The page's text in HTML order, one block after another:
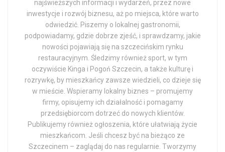
najświeższych informacji i wydarzeń, przez nowe
inwestycje i rozwój biznesu, aż po miejsca, które warto
odwiedzić. Piszemy o lokalnej gastronomii,
podpowiadamy, gdzie dobrze zjeść, i sprawdzamy, jakie
nowości pojawiają się na szczecińskim rynku
restauracyjnym. Śledzimy również sport, w tym
oczywiście Kinga i Pogoń Szczecin, a także kulturę i
rozrywkę, by mieszkańcy zawsze wiedzieli, co dzieje się
w mieście. Wspieramy lokalny biznes – promujemy
firmy, opisujemy ich działalność i pomagamy
przedsiębiorcom dotrzeć do nowych klientów.
Publikujemy również ogłoszenia, które ułatwiają życie
mieszkańcom. Jeśli chcesz być na bieżąco ze
Szczecinem – zaglądaj do nas regularnie. Tworzymy